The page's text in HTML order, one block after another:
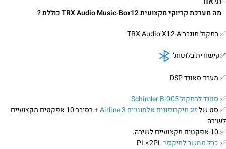
מה מערכת קריוקי מקצועית TRX Audio Music-Box12 כוללת ?
✅ רמקול מוגבר TRX Audio X12-A
✅קישורית בלוטות’
✅ מעבד סאונד DSP
✅סטנד לרמקול Schimler B-005
✅ סט שלזוג מיקרופונים אלחוטיים Airline 3
+ רסיבר 10 אפקטים מקצועיים
לשירה.
✅ 10 אפקטים מקצועיים לשירה.
✅כבל מחשב למיקסר